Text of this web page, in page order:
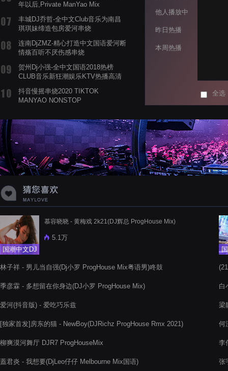
年以后,Private ManYao Mix
丰城DJ乔哲-全中文Club音乐为南昌
琪琪妹缔造包房爱河串烧
连南DjZMZ-精心打造中文国语爱河断
情殇百听不厌伤感串烧
贺州Dj小强-全中文国语2018热榜
CLUB音乐新狂潮娱乐KTV热播高清
抖音慢摇串烧2020 TIKTOK
MANYAO NONSTOP
蝉爸爸妈妈爱存在夏天的风是想你的
声音啊
他人播放中
昨日热播
本周热播
全选
国潮中文DJ
慕容晓晓 - 黄梅戏 2k21(DJ辉总 ProgHouse Mix)
5.1万
林子祥 - 男儿当自强(Dj小罗 ProgHouse Mix粤语男)咚鼓
季彦霖 - 多想留在你身边(DJ小罗 ProgHouse Mix)
爱河(抖音版) - 爱吃巧乐兹
[独家首发]房东的猫 - NewBoy(DJRichz ProgHouse Rmx 2021)
柳爽漠河舞厅 DJR7 ProgHouseMix
蓋君炎 - 我想要(DjLeo仔仔 Melbourne Mix国语)
白
梁
何
李
张